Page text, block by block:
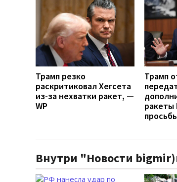
Трамп резко
раскритиковал Хегсета
из-за нехватки ракет, —
WP
Трамп
ракеты
Внутри "Новости